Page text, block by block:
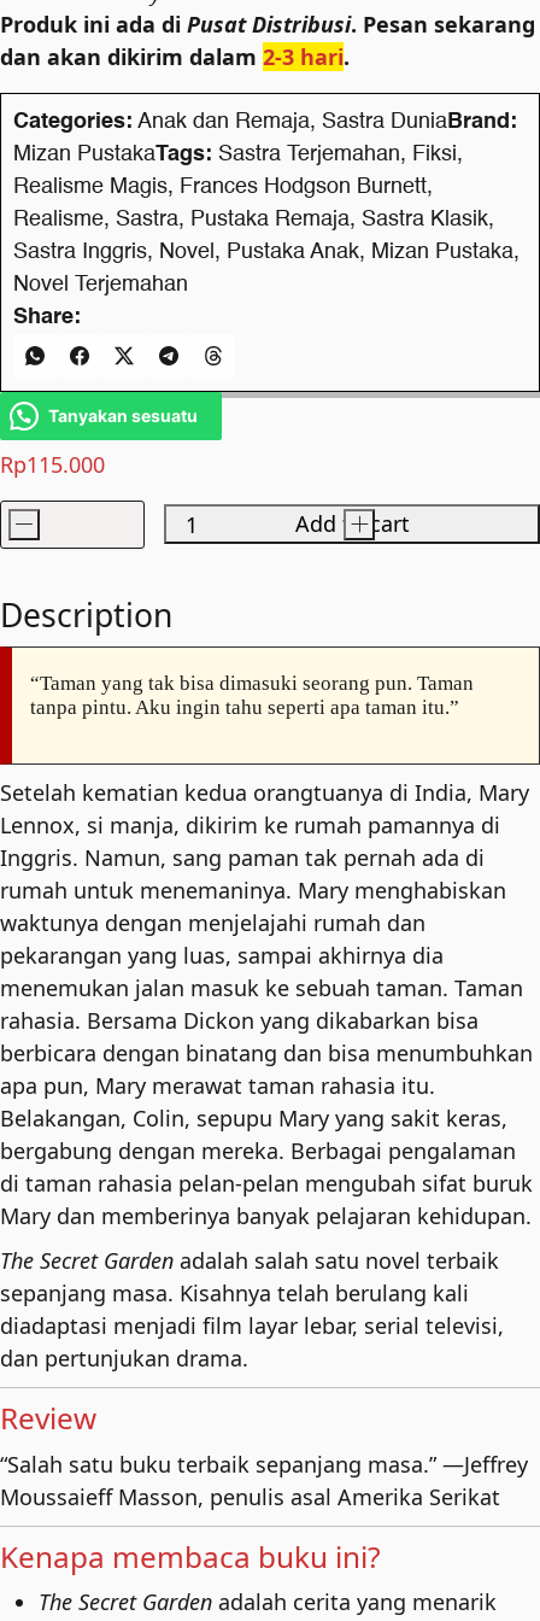
Rp115.000
Produk ini ada di Pusat Distribusi. Pesan sekarang
dan akan dikirim dalam 2-3 hari.
The
Garden
quantity
- +
Add to cart
Categories: Anak dan Remaja, Sastra Dunia Brand:
Mizan PustakaTags: Sastra Terjemahan, Fiksi,
Realisme Magis, Frances Hodgson Burnett,
Realisme, Sastra, Pustaka Remaja, Sastra Klasik,
Sastra Inggris, Novel , Pustaka Anak, Mizan Pustaka,
Novel Terjemahan
Share:
Tanyakan sesuatu
Description
“Taman yang tak bisa dimasuki seorang pun. Taman
tanpa pintu. Aku ingin tahu seperti apa taman itu.”
Setelah kematian kedua orangtuanya di India, Mary
Lennox, si manja, dikirim ke rumah pamannya di
Inggris. Namun, sang paman tak pernah ada di
rumah untuk menemaninya. Mary menghabiskan
waktunya dengan menjelajahi rumah dan
pekarangan yang luas, sampai akhirnya dia
menemukan jalan masuk ke sebuah taman. Taman
rahasia. Bersama Dickon yang dikabarkan bisa
berbicara dengan binatang dan bisa menumbuhkan
apa pun, Mary merawat taman rahasia itu.
Belakangan, Colin, sepupu Mary yang sakit keras,
bergabung dengan mereka. Berbagai pengalaman
di taman rahasia pelan-pelan mengubah sifat buruk
Mary dan memberinya banyak pelajaran kehidupan.
The Secret Garden adalah salah satu novel terbaik
sepanjang masa. Kisahnya telah berulang kali
diadaptasi menjadi film layar lebar, serial televisi,
dan pertunjukan drama.
Review
“Salah satu buku terbaik sepanjang masa.” —Jeffrey
Moussaieff Masson, penulis asal Amerika Serikat
Kenapa membaca buku ini?
The Secret Garden adalah cerita yang menarik